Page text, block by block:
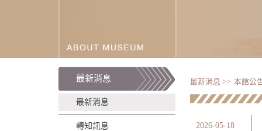
最新消息
最新消息
轉知訊息
最新消息 >> 本館公
2026-05-18